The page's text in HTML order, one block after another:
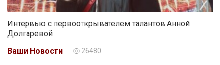
Интервью с первооткрывателем талантов Анной
Долгаревой
Ваши Новости
26480